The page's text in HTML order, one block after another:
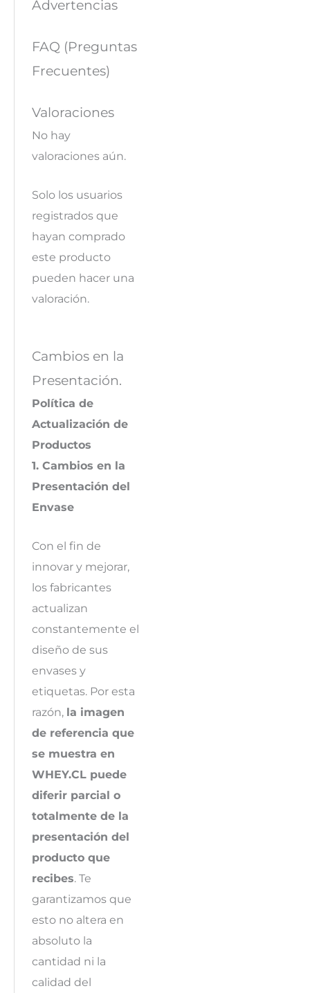
Advertencias
FAQ (Preguntas
Frecuentes)
Valoraciones
No hay
valoraciones aún.
Solo los usuarios
registrados que
hayan comprado
este producto
pueden hacer una
valoración.
Cambios en la
Presentación.
Política de
Actualización de
Productos
1. Cambios en la
Presentación del
Envase
Con el fin de
innovar y mejorar,
los fabricantes
actualizan
constantemente el
diseño de sus
envases y
etiquetas. Por esta
razón, la imagen
de referencia que
se muestra en
WHEY.CL puede
diferir parcial o
totalmente de la
presentación del
producto que
recibes. Te
garantizamos que
esto no altera en
absoluto la
cantidad ni la
calidad del